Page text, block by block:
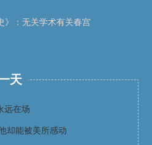
》：无关学术有关春宫
天
远在场
却能被美所感动